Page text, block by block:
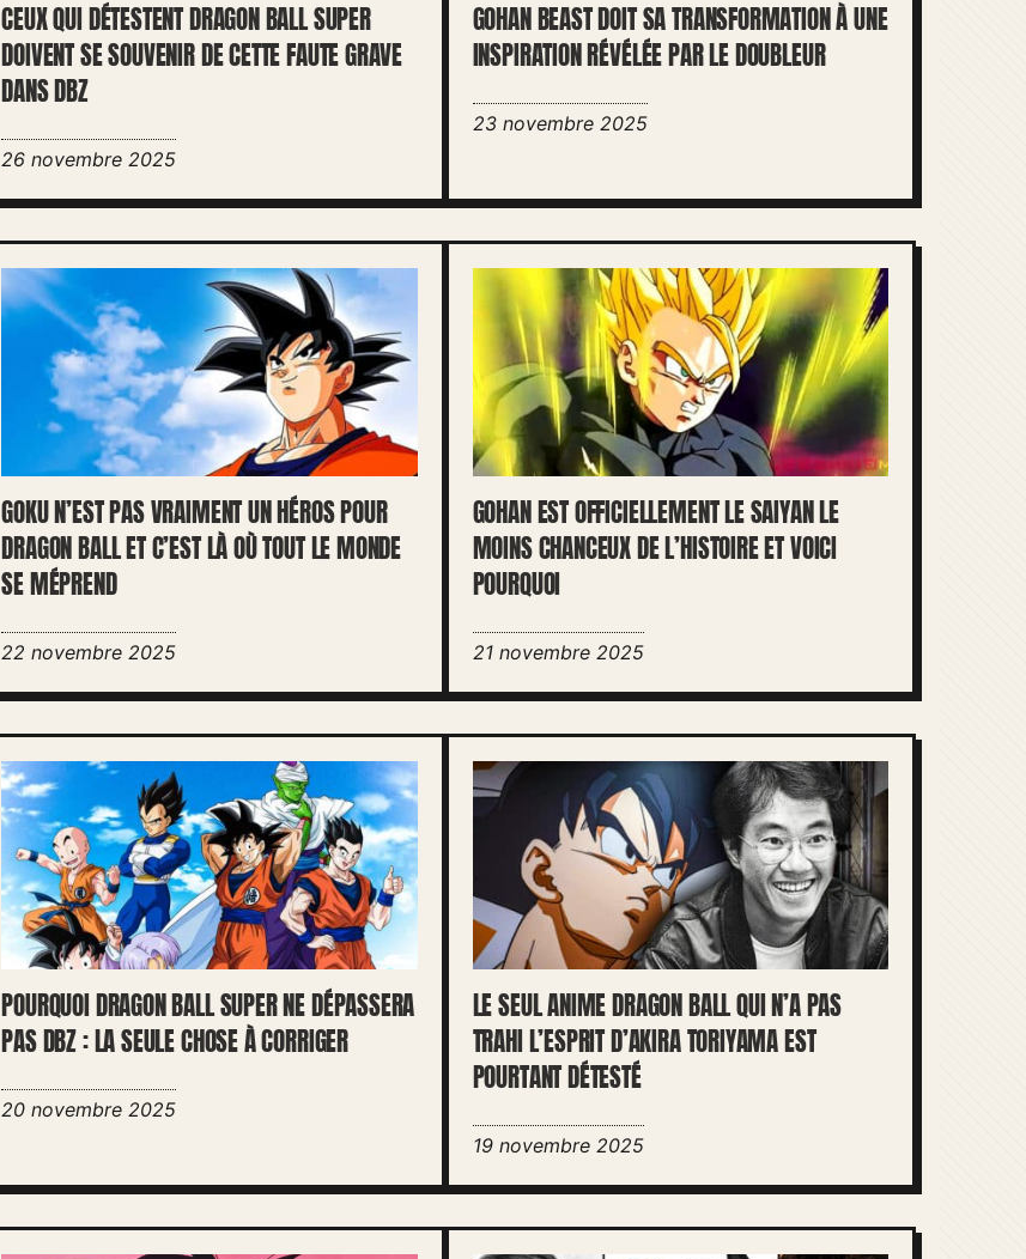
CEUX QUI DÉTESTENT DRAGON BALL SUPER
DOIVENT SE SOUVENIR DE CETTE FAUTE GRAVE
DANS DBZ
26 novembre 2025
GOHAN BEAST DOIT SA TRANSFORMATION À UNE
INSPIRATION RÉVÉLÉE PAR LE DOUBLEUR
23 novembre 2025
GOKU N’EST PAS VRAIMENT UN HÉROS POUR
DRAGON BALL ET C’EST LÀ OÙ TOUT LE MONDE
SE MÉPREND
22 novembre 2025
GOHAN EST OFFICIELLEMENT LE SAIYAN LE
MOINS CHANCEUX DE L’HISTOIRE ET VOICI
POURQUOI
21 novembre 2025
POURQUOI DRAGON BALL SUPER NE DÉPASSERA
PAS DBZ : LA SEULE CHOSE À CORRIGER
20 novembre 2025
LE SEUL ANIME DRAGON BALL QUI N’A PAS
TRAHI L’ESPRIT D’AKIRA TORIYAMA EST
POURTANT DÉTESTÉ
19 novembre 2025